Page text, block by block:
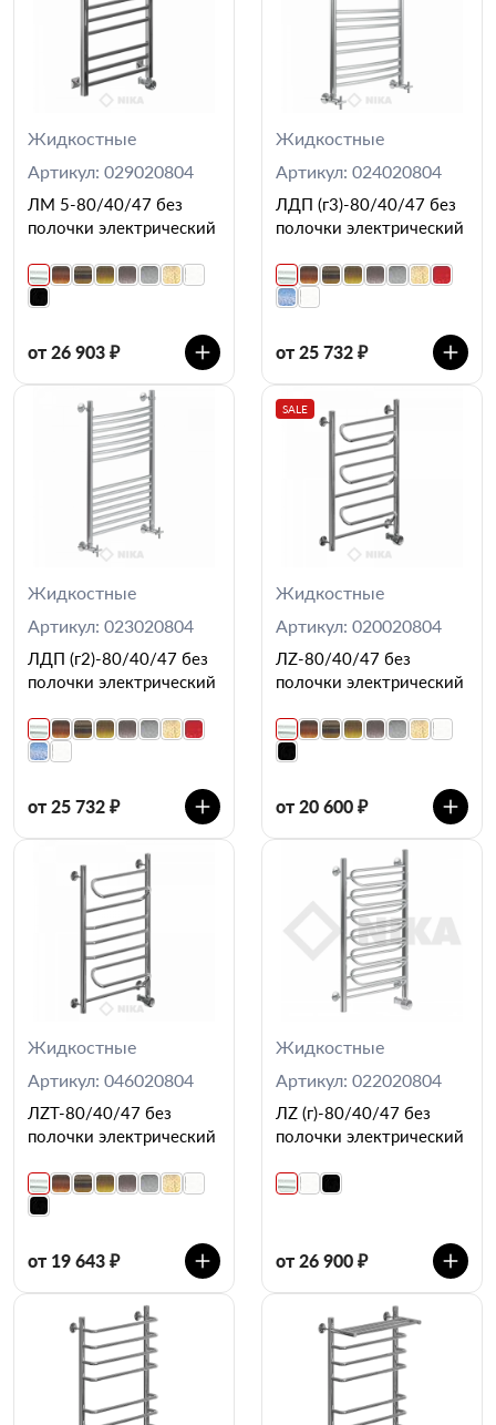
Жидкостные
Артикул: 029020804
ЛМ 5-80/40/47 без
полочки электрический
от 26 903 ₽
Жидкостные
Артикул: 024020804
ЛДП (г3)-80/40/47 без
полочки электрический
от 25 732 ₽
Жидкостные
Артикул: 023020804
ЛДП (г2)-80/40/47 без
полочки электрический
от 25 732 ₽
SALE
Жидкостные
Артикул: 020020804
ЛZ-80/40/47 без
полочки электрический
от 20 600 ₽
Жидкостные
Артикул: 046020804
ЛZT-80/40/47 без
полочки электрический
от 19 643 ₽
Жидкостные
Артикул: 022020804
ЛZ (г)-80/40/47 без
полочки электрический
от 26 900 ₽